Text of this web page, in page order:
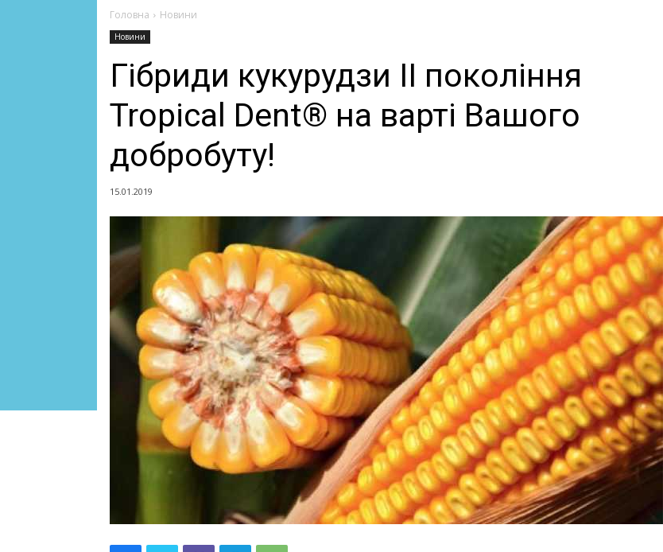
Головна Новини
Новини
Гібриди кукурудзи ІІ покоління
Tropical Dent® на варті Вашого
добробуту!
15.01.2019